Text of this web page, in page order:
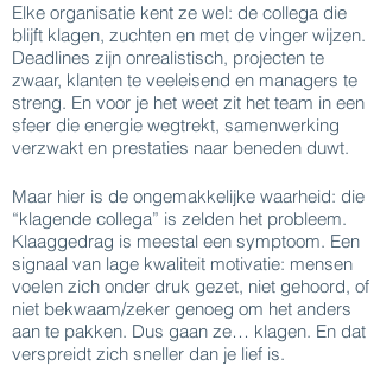
Elke organisatie kent ze wel: de collega die
blijft klagen, zuchten en met de vinger wijzen.
Deadlines zijn onrealistisch, projecten te
zwaar, klanten te veeleisend en managers te
streng. En voor je het weet zit het team in een
sfeer die energie wegtrekt, samenwerking
verzwakt en prestaties naar beneden duwt.
Maar hier is de ongemakkelijke waarheid: die
“klagende collega” is zelden het probleem.
Klaaggedrag is meestal een symptoom. Een
signaal van lage kwaliteit motivatie: mensen
voelen zich onder druk gezet, niet gehoord, of
niet bekwaam/zeker genoeg om het anders
aan te pakken. Dus gaan ze… klagen. En dat
verspreidt zich sneller dan je lief is.